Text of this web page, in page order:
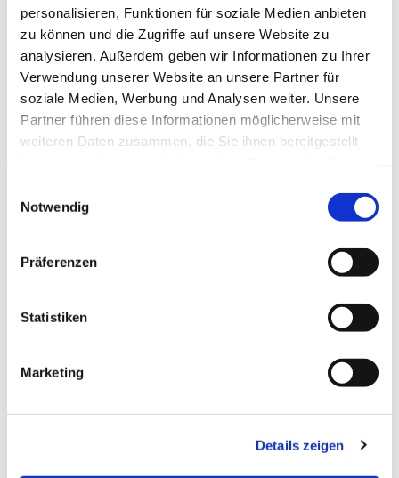
personalisieren, Funktionen für soziale Medien anbieten
zu können und die Zugriffe auf unsere Website zu
analysieren. Außerdem geben wir Informationen zu Ihrer
Verwendung unserer Website an unsere Partner für
soziale Medien, Werbung und Analysen weiter. Unsere
Partner führen diese Informationen möglicherweise mit
weiteren Daten zusammen, die Sie ihnen bereitgestellt
Notwendig
Präferenzen
Statistiken
Marketing
Details zeigen
360 ° Rundumblick in die
Kirche